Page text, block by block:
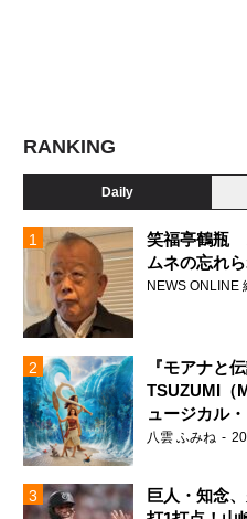
山下健二郎、ニッポンの社長
RANKING
Daily
笑福亭鶴瓶
ムネの忘れ
NEWS ONLINE
『モアナと
TSUZUMI（
ュージカル
声を響かせる
八雲 ふみね
巨人・知念